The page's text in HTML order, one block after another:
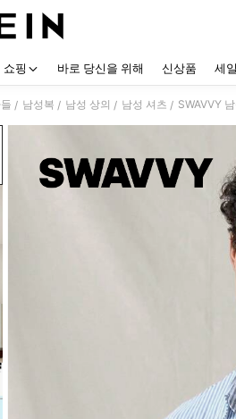
쇼핑 바로 당신을 위해 신상품 세일
/ 남성복 / 남성 상의 / 남성 셔츠 / SWAVVY